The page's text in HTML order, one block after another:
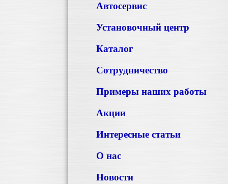
Автосервис
Установочный центр
Каталог
Сотрудничество
Примеры наших работы
Акции
Интересные статьи
О нас
Новости